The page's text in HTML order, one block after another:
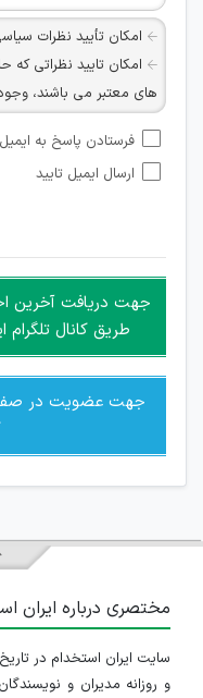
امکان تأیید نظرات
امکان تایید نظراتی که
های معتبر می باشند،
شبکه های مجازی ارتباطی
امکان تأیید نظرات
هرگونه تحریک، تحقیر
غیر مجاز می باشد.
امکان هماهنگی برای
جمعی و چه فردی توسط
فرستادن پاسخ به ایمیل
ارسال ایمیل تایید
جهت دریافت آخرین
طریق کانال تلگرام
جهت عضویت در صفحه
مختصری درباره ایران
و روزانه مدیران و